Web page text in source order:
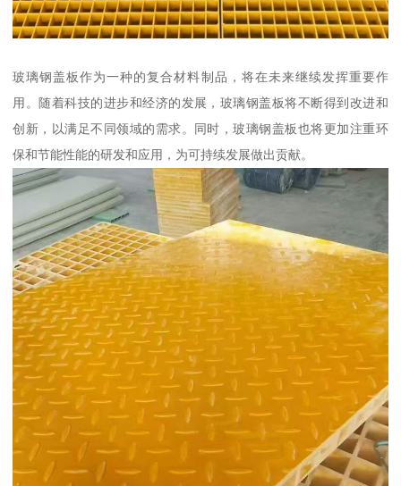
玻璃钢盖板作为一种的复合材料制品，将在未来继续发挥重要作
用。随着科技的进步和经济的发展，玻璃钢盖板将不断得到改进和
创新，以满足不同领域的需求。同时，玻璃钢盖板也将更加注重环
保和节能性能的研发和应用，为可持续发展做出贡献。